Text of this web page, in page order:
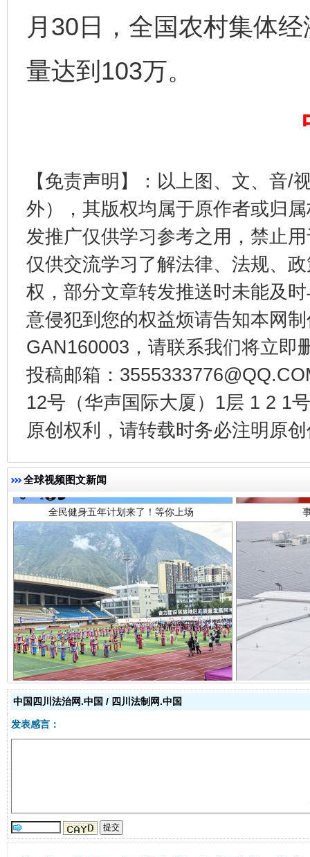
月30日，全国农村集体
量达到103万。
【免责声明】：以上图、文、音/
外），其版权均属于原作者或归
发推广仅供学习参考之用，禁止
仅供交流学习了解法律、法规、
权，部分文章转发推送时未能及
意侵犯到您的权益烦请告知本网
GAN160003，请联系我们将立即
投稿邮箱：
12号（华声国际大厦）1层 1 2 1
原创权利，请转载时务必注明原
全球视频图文新闻
揭开“小金库”的免责幌子
受贿1.44亿！段成刚被判无期
全民健身五年计划来了！等你上场
阿坝州三大球赛在茂县开幕 规模
中国四川法治网.中国 / 四川法制网.中国
发表感言：